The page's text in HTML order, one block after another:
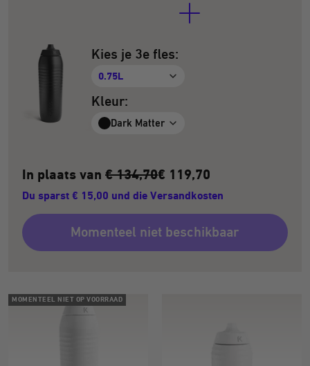
Kies je 3e fles:
0.75L
Kleur:
Dark Matter
In plaats van € 134,70€ 119,70
Du sparst € 15,00 und die Versandkosten
Momenteel niet beschikbaar
MOMENTEEL NIET OP VOORRAAD